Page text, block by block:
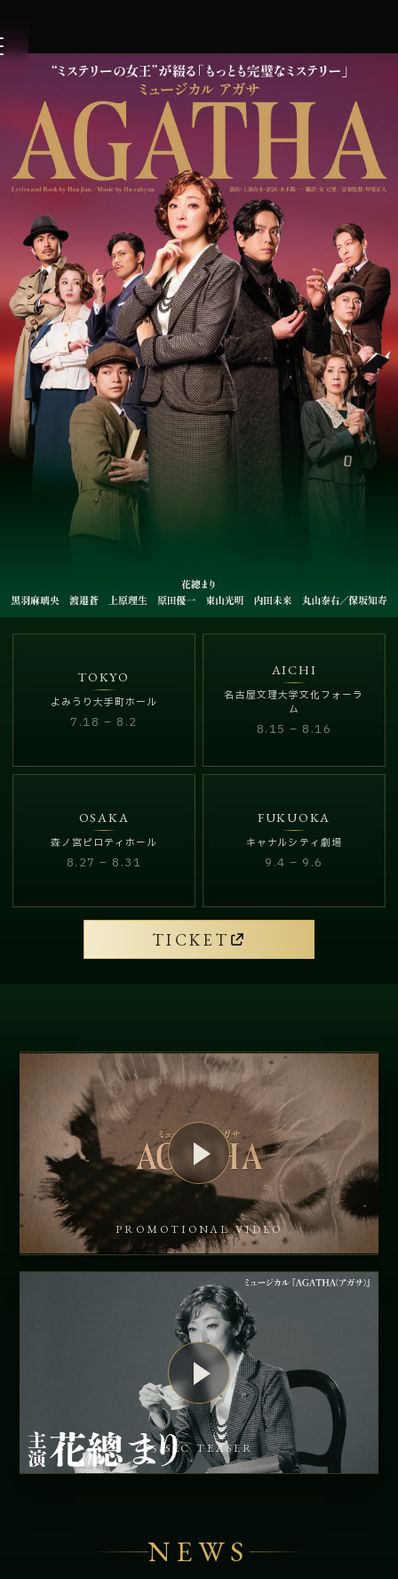
TOKYO
よみうり大手町ホール
7.18 – 8.2
AICHI
名古屋文理大学文化フォーラ
ム
8.15 – 8.16
OSAKA
森ノ宮ピロティホール
8.27 – 8.31
FUKUOKA
キャナルシティ劇場
9.4 – 9.6
TICKET
PROMOTIONAL VIDEO
15 SEC TEASER
NEWS